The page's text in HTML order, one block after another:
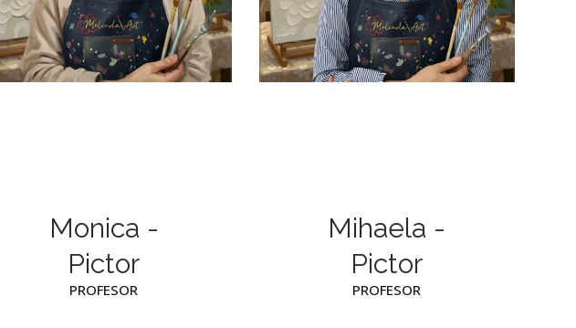
Monica -
Pictor
PROFESOR
Mihaela -
Pictor
PROFESOR